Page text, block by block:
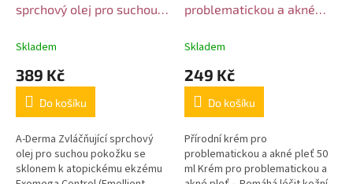
sprchový olej pro suchou
atopickému ekzému
Skladem
389 Kč
Do košíku
A-Derma Zvláčňující sprchový
olej pro suchou pokožku se
sklonem k atopickému ekzému
problematickou a akné
Skladem
249 Kč
Do košíku
Přírodní krém pro
problematickou a akné pleť 50
ml Krém pro problematickou a